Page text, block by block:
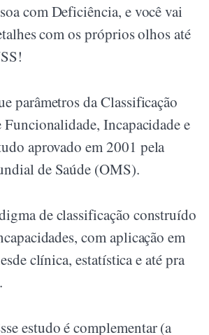
com Deficiência, e você vai
com os próprios olhos até
parâmetros da Classificação
Incapacidade e
aprovado em 2001 pela
de Saúde (OMS).
de classificação construído
com aplicação em
clínica, estatística e até pra
estudo é complementar (a